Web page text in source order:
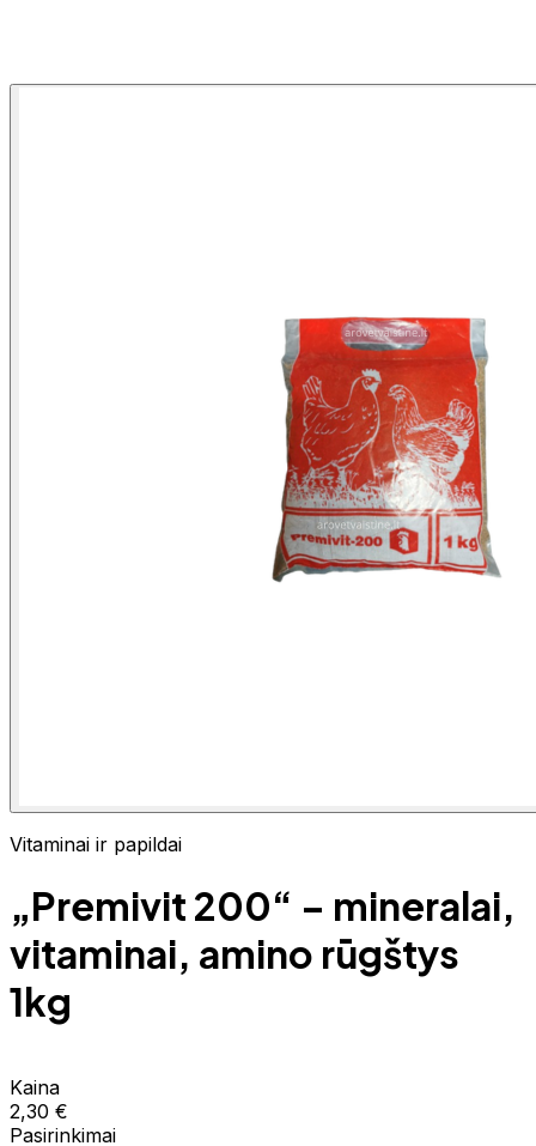
Vitaminai ir papildai
„Premivit 200“ – mineralai,
vitaminai, amino rūgštys
1kg
Kaina
2,30 €
Pasirinkimai